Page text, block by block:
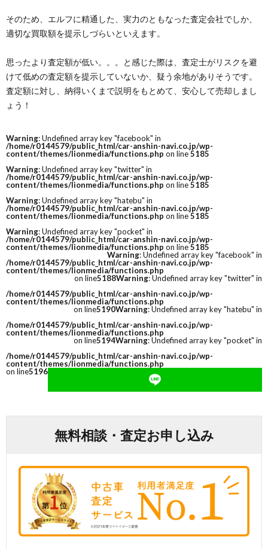
そのため、エルフに精通した、実力のともなった査定会社でしか、
適切な買取額を提示しづらいといえます。
思ったより査定額が低い。。。と感じた際は、査定士がリスクを避
けて低めの査定額を提示していないか、疑う余地がありそうです。
査定額に対し、納得いくまで説明をもとめて、安心して売却しまし
ょう！
Warning: Undefined array key "facebook" in
/home/r0144579/public_html/car-anshin-navi.co.jp/wp-
content/themes/lionmedia/functions.php on line5185
Warning: Undefined array key "twitter" in
/home/r0144579/public_html/car-anshin-navi.co.jp/wp-
content/themes/lionmedia/functions.php on line5185
Warning: Undefined array key "hatebu" in
/home/r0144579/public_html/car-anshin-navi.co.jp/wp-
content/themes/lionmedia/functions.php on line5185
Warning: Undefined array key "pocket" in
/home/r0144579/public_html/car-anshin-navi.co.jp/wp-
content/themes/lionmedia/functions.php on line5185
Warning: Undefined array key "facebook" in
/home/r0144579/public_html/car-anshin-navi.co.jp/wp-
content/themes/lionmedia/functions.php
on line5188Warning: Undefined array key "twitter" in
/home/r0144579/public_html/car-anshin-navi.co.jp/wp-
content/themes/lionmedia/functions.php
on line5190Warning: Undefined array key "hatebu" in
/home/r0144579/public_html/car-anshin-navi.co.jp/wp-
content/themes/lionmedia/functions.php
on line5194Warning: Undefined array key "pocket" in
/home/r0144579/public_html/car-anshin-navi.co.jp/wp-
content/themes/lionmedia/functions.php
on line5196
無料相談・査定お申し込み